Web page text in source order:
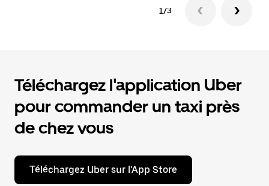
1/3
Téléchargez l'application Uber
pour commander un taxi près
de chez vous
Téléchargez Uber sur l'App Store